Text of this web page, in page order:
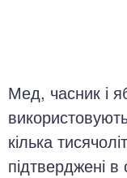
Мед, часник і
кілька
підтверджені